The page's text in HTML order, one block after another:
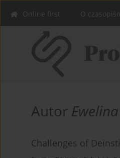
Online first O
Autor
Challenges of